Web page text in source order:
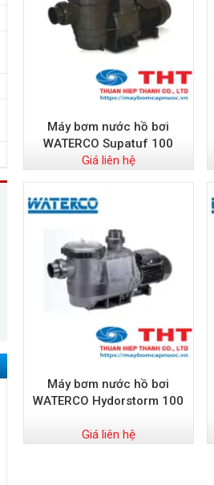
Máy bơm nước hồ bơi
WATERCO Supatuf 100
Giá liên hệ
Máy bơm nước hồ bơi
WATERCO Hydorstorm 100
Giá liên hệ